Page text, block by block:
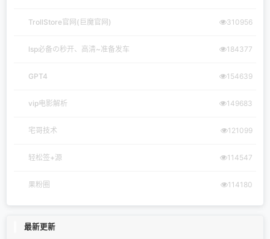
TrollStore官网(巨魔官网) 310956
lsp必备の秒开、高清~准备发车 184377
GPT4 154639
vip电影解析 149683
宅哥技术 121099
轻松签+源 114547
果粉圈 114180
最新更新